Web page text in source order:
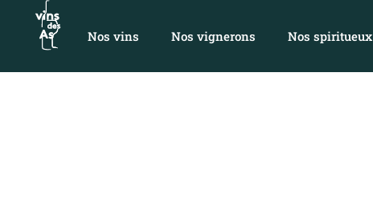
Nos vins Nos vignerons Nos spiritueux